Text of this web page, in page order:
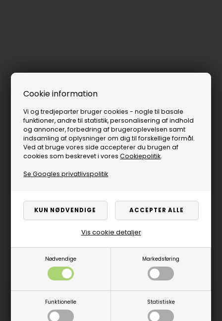
Cookie information
Vi og tredjeparter bruger cookies - nogle til basale
funktioner, andre til statistik, personalisering af indhold
og annoncer, forbedring af brugeroplevelsen samt
indsamling af oplysninger om dig til forskellige formål.
Ved at bruge vores side accepterer du brugen af
cookies som beskrevet i voresCookiepolitik.
Se Googles privatlivspolitik
Nødvendige Markedsføring
Funktionelle Statistiske
Vis cookie detaljer
Produktbeskrivelse
Flot hardcase fra Winmau i sort. Armor G4 er en lækker taske